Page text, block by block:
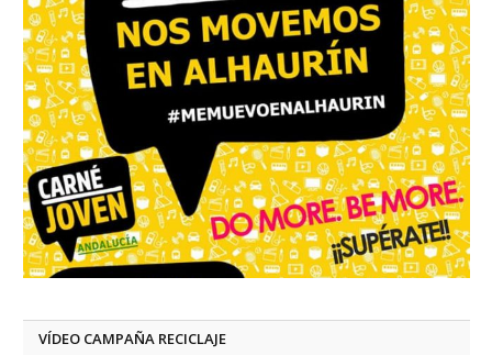
VÍDEO CAMPAÑA RECICLAJE